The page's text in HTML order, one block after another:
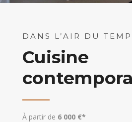
DANS L’AIR DU
Cuisine
À partir de 6 000 €*